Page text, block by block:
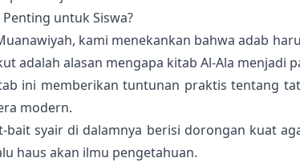
untuk Siswa?
kami menekankan bahwa adab
adalah alasan mengapa kitab Al-Ala menjadi
ini memberikan tuntunan praktis tentang
modern.
bait syair di dalamnya berisi dorongan kuat
haus akan ilmu pengetahuan.